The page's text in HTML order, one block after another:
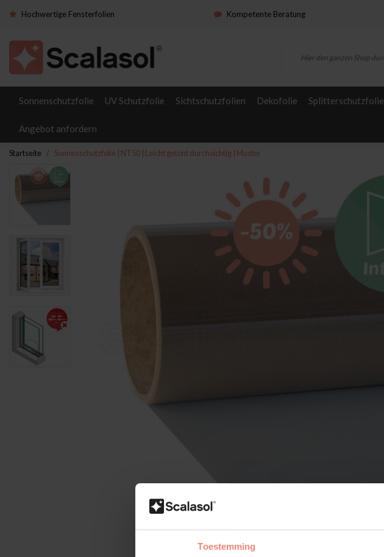
Toestemming
Hochwertige Fensterfolien Kompetente Beratung
Sonnenschutzfolie UV Schutzfolie Sichtschutzfolien Dekofolie Splitterschutzfolie
Angebot anfordern
Startseite Sonnenschutzfolie | NT50 | Leicht getönt durchsichtig | Muster